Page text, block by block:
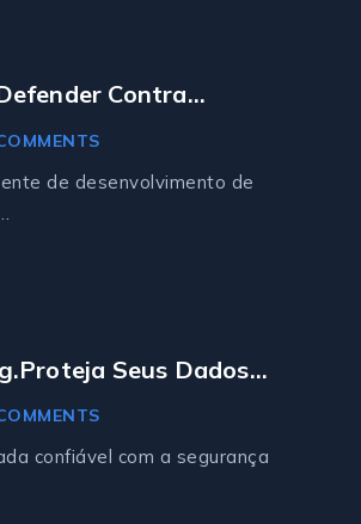
Contra
Ransomware
de desenvolvimento de
Seus Dados
confiável com a segurança